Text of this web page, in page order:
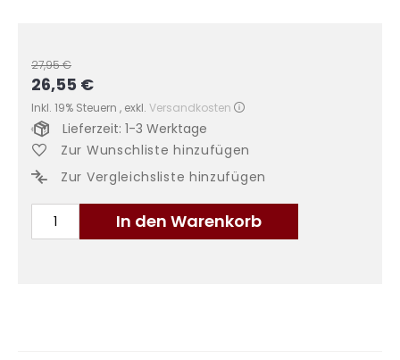
27,95 €
Sonderangebot
26,55 €
Inkl. 19% Steuern , exkl. Versandkosten
In den Warenkorb
Lieferzeit: 1-3 Werktage
Zur Wunschliste hinzufügen
Zur Vergleichsliste hinzufügen